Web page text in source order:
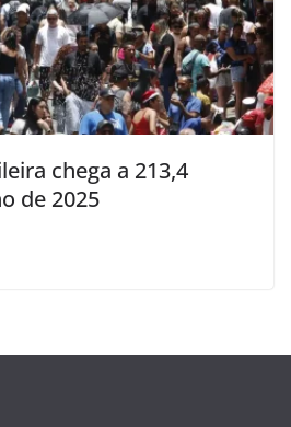
chega a 213,4
de 2025